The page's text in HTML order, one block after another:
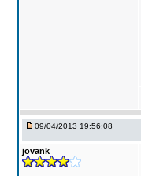
09/04/2013 19:56:08
jovank